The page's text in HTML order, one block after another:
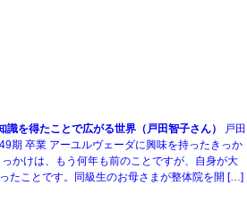
識を得たことで広がる世界（戸田智子さん）
戸田
期 卒業 アーユルヴェーダに興味を持ったきっか
かけは、もう何年も前のことですが、自身が大
たことです。同級生のお母さまが整体院を開 […]